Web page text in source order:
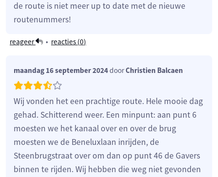
de route is niet meer up to date met de nieuwe
routenummers!
reageer • reacties (0)
maandag 16 september 2024doorChristien Balcaen
Wij vonden het een prachtige route. Hele mooie dag
gehad. Schitterend weer. Een minpunt: aan punt 6
moesten we het kanaal over en over de brug
moesten we de Beneluxlaan inrijden, de
Steenbrugstraat over om dan op punt 46 de Gavers
binnen te rijden. Wij hebben die weg niet gevonden